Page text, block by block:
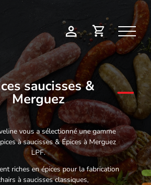
Mon
compte
Demande
de
devis
saucisses &
Merguez
vous a sélectionné une gamme
à saucisses & Épices à Merguez
LPF.
riches en épices pour la fabrication
à saucisses classiques,